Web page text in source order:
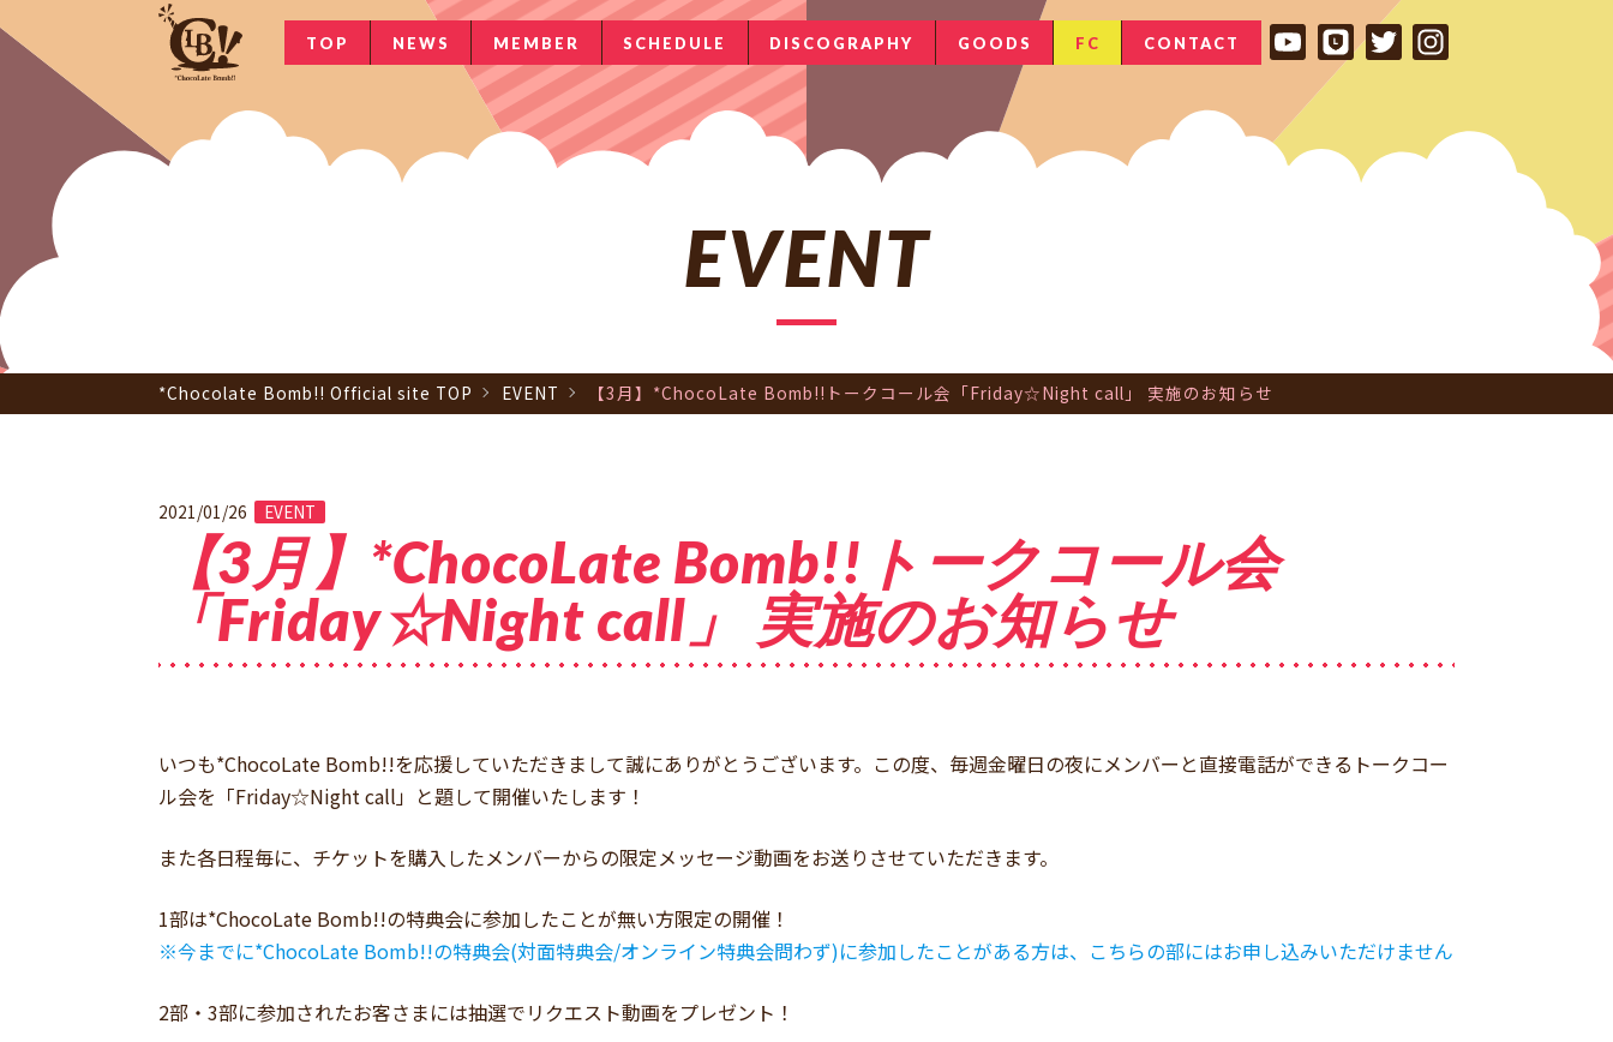
TOP NEWS MEMBER SCHEDULE DISCOGRAPHY GOODS FC CONTACT
EVENT
*Chocolate Bomb!! Official site TOP EVENT 【3月】*ChocoLate Bomb!!トークコール会「Friday☆Night call」 実施のお知らせ
2021/01/26 EVENT
【3月】*ChocoLate Bomb!!トークコール会
「Friday☆Night call」 実施のお知らせ
いつも*ChocoLate Bomb!!を応援していただきまして誠にありがとうございます。この度、毎週金曜日の夜にメンバーと直接電話ができるトークコー
ル会を「Friday☆Night call」と題して開催いたします！
また各日程毎に、チケットを購入したメンバーからの限定メッセージ動画をお送りさせていただきます。
1部は*ChocoLate Bomb!!の特典会に参加したことが無い方限定の開催！
※今までに*ChocoLate Bomb!!の特典会(対面特典会/オンライン特典会問わず)に参加したことがある方は、こちらの部にはお申し込みいただけません
2部・3部に参加されたお客さまには抽選でリクエスト動画をプレゼント！